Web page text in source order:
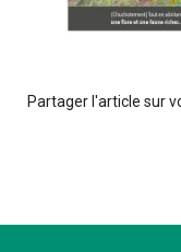
Partager l'article sur